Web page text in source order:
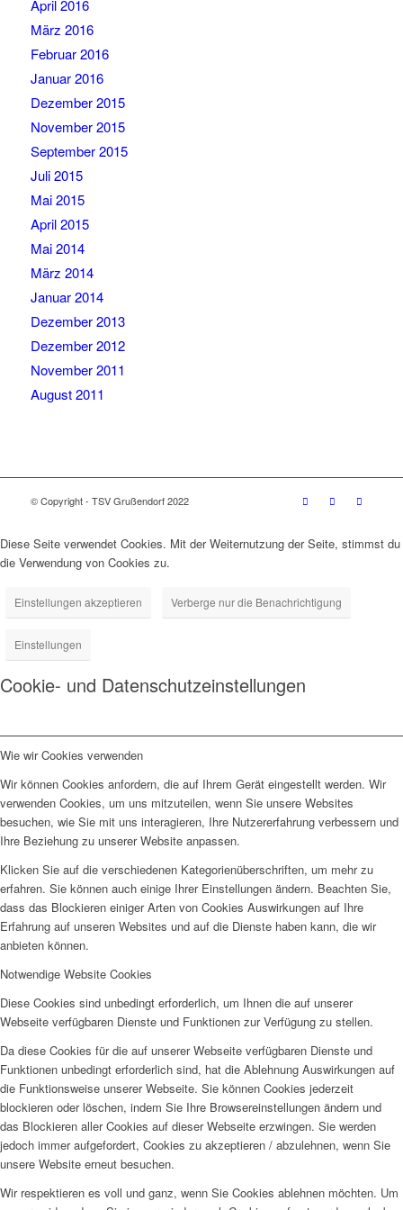
April 2016
März 2016
Februar 2016
Januar 2016
Dezember 2015
November 2015
September 2015
Juli 2015
Mai 2015
April 2015
Mai 2014
März 2014
Januar 2014
Dezember 2013
Dezember 2012
November 2011
August 2011
© Copyright - TSV Grußendorf 2022
Diese Seite verwendet Cookies. Mit der Weiternutzung der Seite, stimmst du
die Verwendung von Cookies zu.
Einstellungen akzeptieren Verberge nur die Benachrichtigung
Einstellungen
Cookie- und Datenschutzeinstellungen
Wie wir Cookies verwenden
Wir können Cookies anfordern, die auf Ihrem Gerät eingestellt werden. Wir
verwenden Cookies, um uns mitzuteilen, wenn Sie unsere Websites
besuchen, wie Sie mit uns interagieren, Ihre Nutzererfahrung verbessern und
Ihre Beziehung zu unserer Website anpassen.
Klicken Sie auf die verschiedenen Kategorienüberschriften, um mehr zu
erfahren. Sie können auch einige Ihrer Einstellungen ändern. Beachten Sie,
dass das Blockieren einiger Arten von Cookies Auswirkungen auf Ihre
Erfahrung auf unseren Websites und auf die Dienste haben kann, die wir
anbieten können.
Notwendige Website Cookies
Diese Cookies sind unbedingt erforderlich, um Ihnen die auf unserer
Webseite verfügbaren Dienste und Funktionen zur Verfügung zu stellen.
Da diese Cookies für die auf unserer Webseite verfügbaren Dienste und
Funktionen unbedingt erforderlich sind, hat die Ablehnung Auswirkungen auf
die Funktionsweise unserer Webseite. Sie können Cookies jederzeit
blockieren oder löschen, indem Sie Ihre Browsereinstellungen ändern und
das Blockieren aller Cookies auf dieser Webseite erzwingen. Sie werden
jedoch immer aufgefordert, Cookies zu akzeptieren / abzulehnen, wenn Sie
unsere Website erneut besuchen.
Wir respektieren es voll und ganz, wenn Sie Cookies ablehnen möchten. Um